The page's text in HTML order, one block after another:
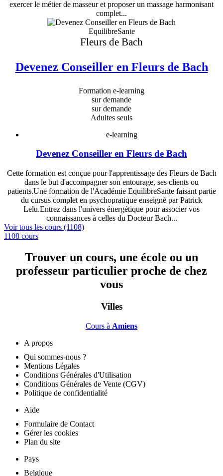
exercer le métier de masseur et proposer un massage harmonisant
complet...
EquilibreSante
Fleurs de Bach
Devenez Conseiller en Fleurs de Bach
Formation e-learning
sur demande
sur demande
Adultes seuls
e-learning
Devenez Conseiller en Fleurs de Bach
Cette formation est conçue pour l'apprentissage des Fleurs de Bach
dans le but d'accompagner son entourage, ses clients ou
patients.Une formation de l'Académie EquilibreSante faisant partie
du cursus complet en psychopratique enseigné par Patrick
Lelu.Entrez dans l'univers énergétique pour associer vos
connaissances à celles du Docteur Bach...
Voir tous les cours (1108)
1108 cours
Trouver un cours, une école ou un
professeur particulier proche de chez
vous
Villes
Cours à Amiens
A propos
Qui sommes-nous ?
Mentions Légales
Conditions Générales d'Utilisation
Conditions Générales de Vente (CGV)
Politique de confidentialité
Aide
Formulaire de Contact
Gérer les cookies
Plan du site
Pays
Belgique